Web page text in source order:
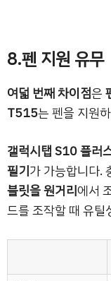
8.펜 지원 유무
여덟 번째 차이점은
T515는 펜을 지원
갤럭시탭 S10 플러
필기가 가능합니다.
블릿을 원거리에서
드를 조작할 때 유틸